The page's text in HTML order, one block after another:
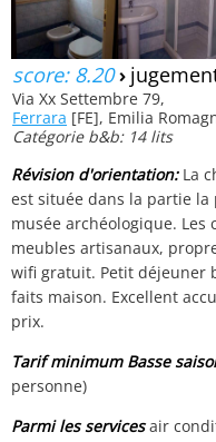
score: 8.20›
Via Xx Settembre 79,
Ferrara [FE], Emilia
Catégorie b&b: 14 lits
Révision d'orientation:La
est située dans la partie
musée archéologique. Les
meubles artisanaux,
wifi gratuit. Petit déjeuner
faits maison. Excellent
prix.
Tarif minimum Basse
personne)
Parmi les servicesair